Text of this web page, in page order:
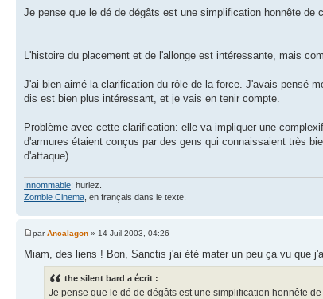
Je pense que le dé de dégâts est une simplification honnête de
L'histoire du placement et de l'allonge est intéressante, mais
J'ai bien aimé la clarification du rôle de la force. J'avais pensé
dis est bien plus intéressant, et je vais en tenir compte.
Problème avec cette clarification: elle va impliquer une
d'armures étaient conçus par des gens qui connaissaient très
d'attaque)
Innommable: hurlez.
Zombie Cinema , en français dans le texte.
parAncalagon » 14 Juil 2003, 04:26
Miam, des liens ! Bon, Sanctis j'ai été mater un peu ça vu que
the silent bard a écrit :
Je pense que le dé de dégâts est une simplification honnête